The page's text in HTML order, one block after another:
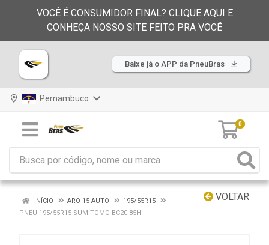
VOCÊ É CONSUMIDOR FINAL? CLIQUE AQUI E
CONHEÇA NOSSO SITE FEITO PRA VOCÊ
Baixe já o APP da PneuBras
Pernambuco
0
VOLTAR
INÍCIO ARO 15 AUTO
195/55R15
PNEU 195/55R15 SUMITOMO BC20 85H